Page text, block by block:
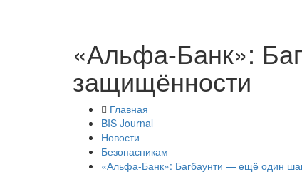
«Альфа-Банк»:
защищённости
Главная
BIS Journal
Новости
Безопасникам
«Альфа-Банк»: Багбаунти — ещё один